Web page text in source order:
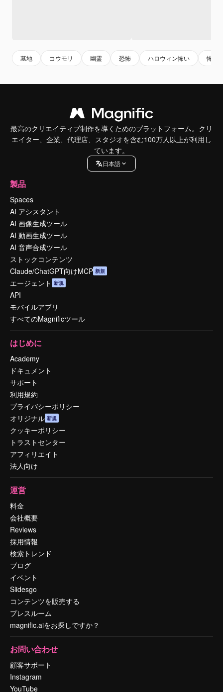
墓地 コウモリ 幽霊 恐怖 ハロウィン怖い 怖い
最高のクリエイティブ制作を導くためのプラットフォーム。クリ
エイター、企業、代理店、スタジオを含む100万人以上が利用し
ています。
日本語
製品
Spaces
AI アシスタント
AI 画像生成ツール
AI 動画生成ツール
AI 音声合成ツール
ストックコンテンツ
Claude/ChatGPT向けMCP 新規
エージェント 新規
API
モバイルアプリ
すべてのMagnificツール
はじめに
Academy
ドキュメント
サポート
利用規約
プライバシーポリシー
オリジナル 新規
クッキーポリシー
トラストセンター
アフィリエイト
法人向け
運営
料金
会社概要
Reviews
採用情報
検索トレンド
ブログ
イベント
Slidesgo
コンテンツを販売する
プレスルーム
magnific.aiをお探しですか？
お問い合わせ
顧客サポート
Instagram
YouTube